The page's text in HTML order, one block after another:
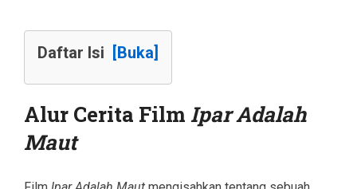
Daftar Isi [Buka]
Alur Cerita Film Ipar Adalah
Maut